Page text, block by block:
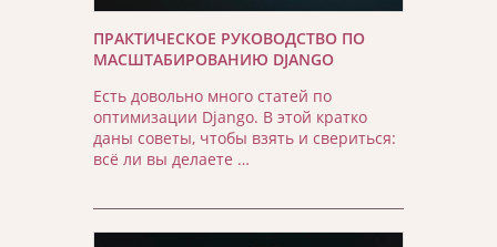
ПРАКТИЧЕСКОЕ РУКОВОДСТВО ПО
МАСШТАБИРОВАНИЮ DJANGO
Есть довольно много статей по
оптимизации Django. В этой кратко
даны советы, чтобы взять и свериться:
всё ли вы делаете …